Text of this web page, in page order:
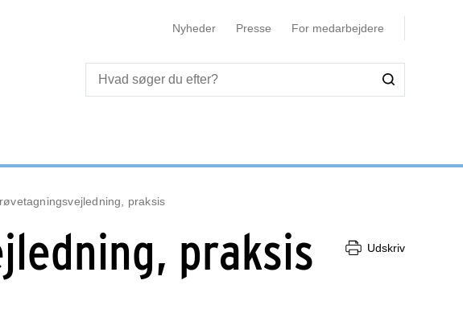
Nyheder Presse For medarbejdere
praksis
praksis
Udskriv